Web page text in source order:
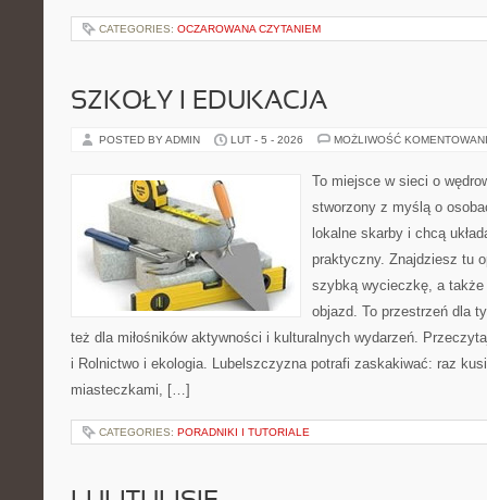
CATEGORIES: OCZAROWANA CZYTANIEM
SZKOŁY I EDUKACJA
POSTED BY ADMIN LUT - 5 - 2026 MOŻLIWOŚĆ
To miejsce w sieci o
stworzony z myślą o
lokalne skarby i chcą
praktyczny. Znajdziesz tu
szybką wycieczkę, a także
objazd. To przestrzeń dla
też dla miłośników aktywności i kulturalnych wydarzeń.
i Rolnictwo i ekologia. Lubelszczyzna potrafi zaskakiwać: raz
miasteczkami, […]
CATEGORIES: PORADNIKI I TUTORIALE